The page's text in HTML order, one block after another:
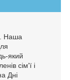
Наша
який
сім'ї і
Дні